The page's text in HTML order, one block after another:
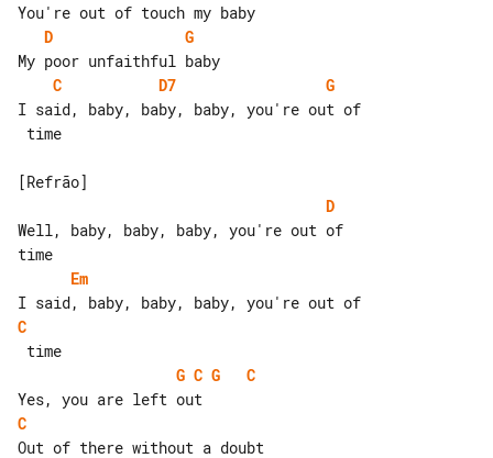
D
G
C
D7
G
I said, baby, baby, baby, you're out of
D
Well, baby, baby, baby, you're out of
Em
C
G C G
C
C